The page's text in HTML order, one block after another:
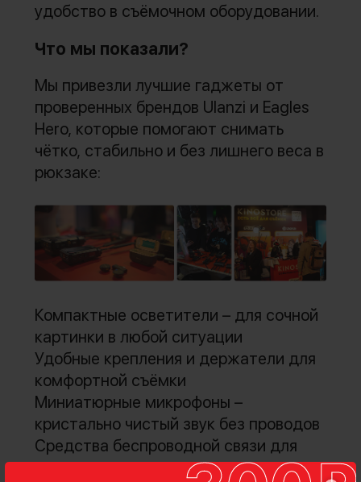
удобство в съёмочном оборудовании.
Что мы показали?
Мы привезли лучшие гаджеты от
проверенных брендов Ulanzi и Eagles
Hero, которые помогают снимать
чётко, стабильно и без лишнего веса в
рюкзаке:
Компактные осветители – для сочной
картинки в любой ситуации
Удобные крепления и держатели для
комфортной съёмки
Миниатюрные микрофоны –
кристально чистый звук без проводов
Средства беспроводной связи для
команды